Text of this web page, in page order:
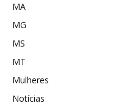
MA
MG
MS
MT
Mulheres
Notícias